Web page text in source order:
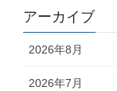
アーカイブ
2026年8月
2026年7月